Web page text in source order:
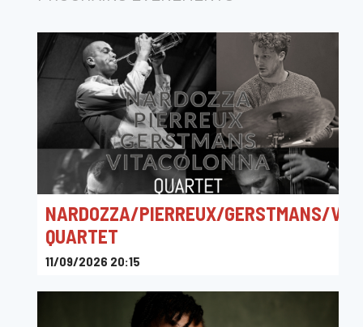
NARDOZZA/PIERREUX/GERSTMANS/
QUARTET
11/09/2026 20:15